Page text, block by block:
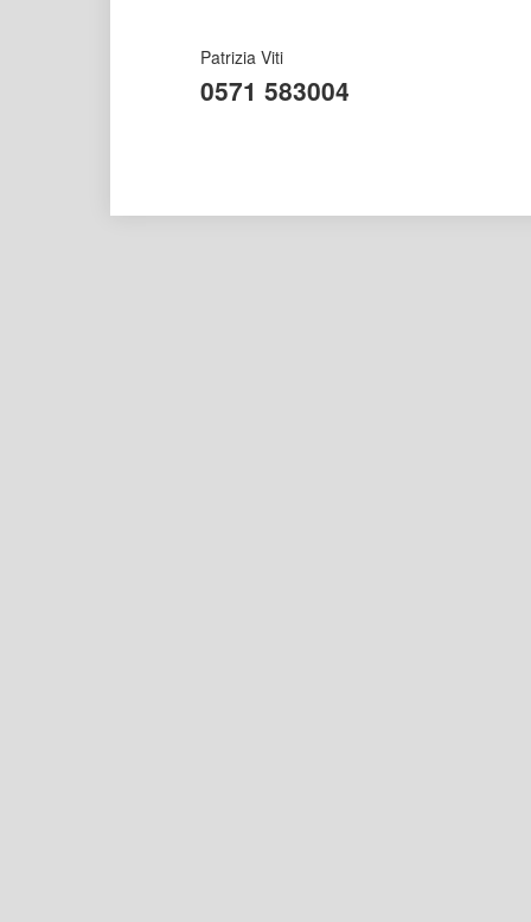
Patrizia Viti
0571 583004